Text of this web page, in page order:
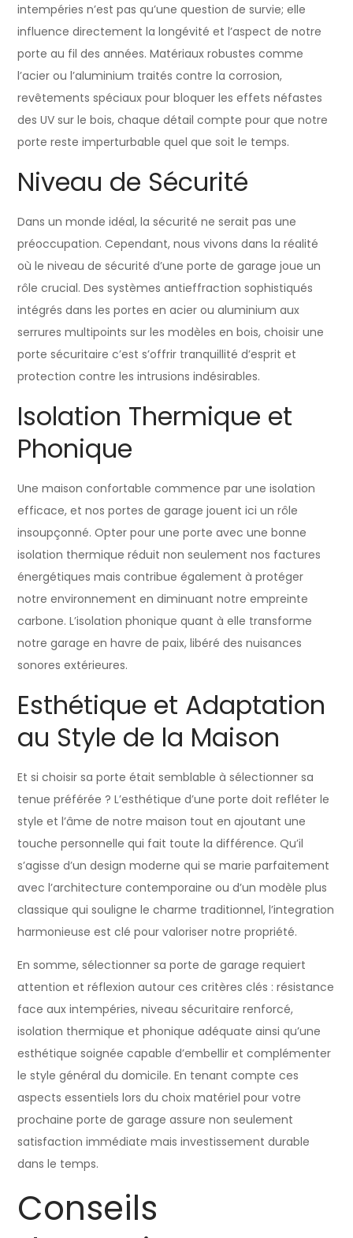
intempéries n’est pas qu’une question de survie; elle
influence directement la longévité et l’aspect de notre
porte au fil des années. Matériaux robustes comme
l’acier ou l’aluminium traités contre la corrosion,
revêtements spéciaux pour bloquer les effets néfastes
des UV sur le bois, chaque détail compte pour que notre
porte reste imperturbable quel que soit le temps.
Niveau de Sécurité
Dans un monde idéal, la sécurité ne serait pas une
préoccupation. Cependant, nous vivons dans la réalité
où le niveau de sécurité d’une porte de garage joue un
rôle crucial. Des systèmes antieffraction sophistiqués
intégrés dans les portes en acier ou aluminium aux
serrures multipoints sur les modèles en bois, choisir une
porte sécuritaire c’est s’offrir tranquillité d’esprit et
protection contre les intrusions indésirables.
Isolation Thermique et
Phonique
Une maison confortable commence par une isolation
efficace, et nos portes de garage jouent ici un rôle
insoupçonné. Opter pour une porte avec une bonne
isolation thermique réduit non seulement nos factures
énergétiques mais contribue également à protéger
notre environnement en diminuant notre empreinte
carbone. L’isolation phonique quant à elle transforme
notre garage en havre de paix, libéré des nuisances
sonores extérieures.
Esthétique et Adaptation
au Style de la Maison
Et si choisir sa porte était semblable à sélectionner sa
tenue préférée ? L’esthétique d’une porte doit refléter le
style et l’âme de notre maison tout en ajoutant une
touche personnelle qui fait toute la différence. Qu’il
s’agisse d’un design moderne qui se marie parfaitement
avec l’architecture contemporaine ou d’un modèle plus
classique qui souligne le charme traditionnel, l’integration
harmonieuse est clé pour valoriser notre propriété.
En somme, sélectionner sa porte de garage requiert
attention et réflexion autour ces critères clés : résistance
face aux intempéries, niveau sécuritaire renforcé,
isolation thermique et phonique adéquate ainsi qu’une
esthétique soignée capable d’embellir et complémenter
le style général du domicile. En tenant compte ces
aspects essentiels lors du choix matériel pour votre
prochaine porte de garage assure non seulement
satisfaction immédiate mais investissement durable
dans le temps.
Conseils